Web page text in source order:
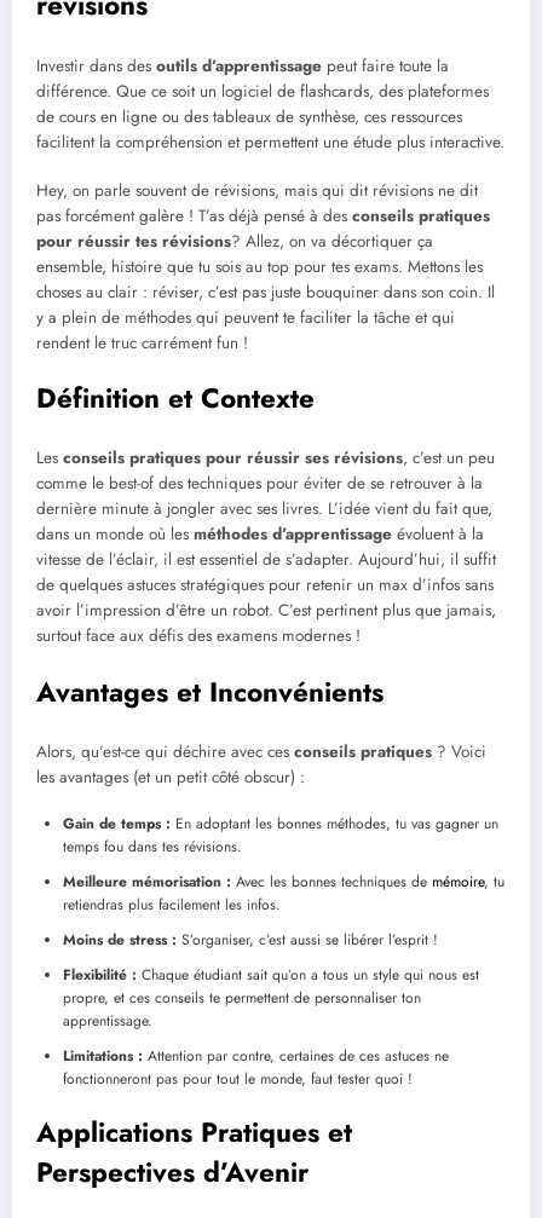
Investir dans des outils d’apprentissage peut faire toute la
différence. Que ce soit un logiciel de flashcards, des plateformes
de cours en ligne ou des tableaux de synthèse, ces ressources
facilitent la compréhension et permettent une étude plus interactive.
Hey, on parle souvent de révisions, mais qui dit révisions ne dit
pas forcément galère ! T’as déjà pensé à des conseils pratiques
pour réussir tes révisions? Allez, on va décortiquer ça
ensemble, histoire que tu sois au top pour tes exams. Mettons les
choses au clair : réviser, c’est pas juste bouquiner dans son coin. Il
y a plein de méthodes qui peuvent te faciliter la tâche et qui
rendent le truc carrément fun !
Définition et Contexte
Les conseils pratiques pour réussir ses révisions, c’est un peu
comme le best-of des techniques pour éviter de se retrouver à la
dernière minute à jongler avec ses livres. L’idée vient du fait que,
dans un monde où les méthodes d’apprentissage évoluent à la
vitesse de l’éclair, il est essentiel de s’adapter. Aujourd’hui, il suffit
de quelques astuces stratégiques pour retenir un max d’infos sans
avoir l’impression d’être un robot. C’est pertinent plus que jamais,
surtout face aux défis des examens modernes !
Avantages et Inconvénients
Alors, qu’est-ce qui déchire avec ces conseils pratiques ? Voici
les avantages (et un petit côté obscur) :
Gain de temps : En adoptant les bonnes méthodes, tu vas gagner un
temps fou dans tes révisions.
Meilleure mémorisation : Avec les bonnes techniques de mémoire, tu
retiendras plus facilement les infos.
Moins de stress : S’organiser, c’est aussi se libérer l’esprit !
Flexibilité : Chaque étudiant sait qu’on a tous un style qui nous est
propre, et ces conseils te permettent de personnaliser ton
apprentissage.
Limitations : Attention par contre, certaines de ces astuces ne
fonctionneront pas pour tout le monde, faut tester quoi !
Applications Pratiques et
Perspectives d’Avenir